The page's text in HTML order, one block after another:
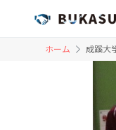
ホーム 成蹊大